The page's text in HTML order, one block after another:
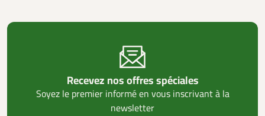
Recevez nos offres spéciales
Soyez le premier informé en vous inscrivant à la
newsletter